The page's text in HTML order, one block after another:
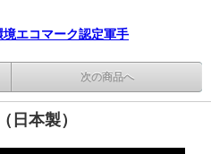
境エコマーク認定軍手
次の商品へ
本製）